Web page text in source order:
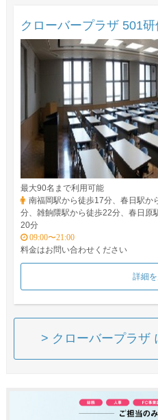
クローバープラザ 501研
最大90名まで利用可能
南福岡駅から徒歩17分、春日駅か
分、雑餉隈駅から徒歩22分、春日原
20分
09:00〜21:00
料金はお問い合わせください
詳細
> クローバープラザ